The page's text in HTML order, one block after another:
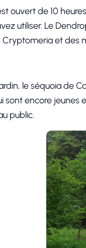
ouvert de 10
utiliser. Le
Cryptomeria et des
le séquoia de
sont encore jeunes
public.